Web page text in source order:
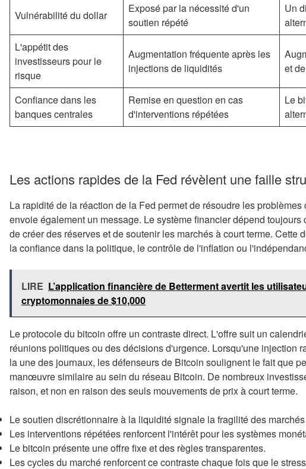
Vulnérabilité du dollar
Exposé par la nécessité d'un
soutien répété
Un
L'appétit des
investisseurs pour le
risque
Augmentation fréquente après les
injections de liquidités
et
Confiance dans les
banques centrales
Remise en question en cas
d'interventions répétées
Le
Les actions rapides de la Fed révèlent une faille
La rapidité de la réaction de la Fed permet de résoudre les
envoie également un message. Le système financier dépend
de créer des réserves et de soutenir les marchés à court terme. Cette
la confiance dans la politique, le contrôle de l'inflation ou
LIRE L’application financière de Betterment avertit les
cryptomonnaies de $10,000
Le protocole du bitcoin offre un contraste direct. L'offre suit un
réunions politiques ou des décisions d'urgence. Lorsqu'une injection
la une des journaux, les défenseurs de Bitcoin soulignent le fait que
manœuvre similaire au sein du réseau Bitcoin. De nombreux
raison, et non en raison des seuls mouvements de prix à court terme.
Le soutien discrétionnaire à la liquidité signale la fragilité des
Les interventions répétées renforcent l'intérêt pour les systèmes
Le bitcoin présente une offre fixe et des règles transparentes.
Les cycles du marché renforcent ce contraste chaque fois que le